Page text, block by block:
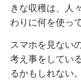
きな収穫は、人
わりに何を使っ
スマホを見ない
考え事をしてい
るかもしれない